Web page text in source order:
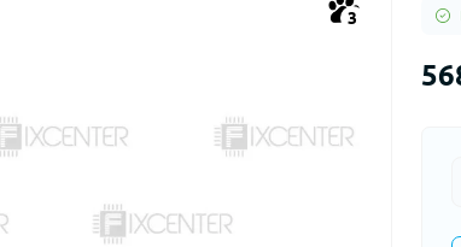
3